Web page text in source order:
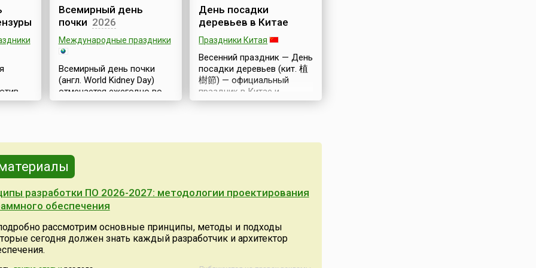
World
и
Всемирный день
почки 2026
Международные праздники
Всемирный день почки
(англ. World Kidney Day)
отмечается ежегодно во
второй четверг марта,
кампания, направленная на
повышение
важности наших
почек.Учреждение,
проведение этого Дня
стали результатом
День посадки
деревьев в Китае
Праздники Китая
Весенний праздник — День
посадки деревьев (кит. 植
樹節) — официальный
праздник в Китае и
Тайване. Ежегодно 12
Ятсен внес большой вклад
выступал с инициативой
массовых посадок
разработки ПО 2026-2027: методологии проектирования
обеспечения
рассмотрим основные принципы, методы и подходы
сегодня должен знать каждый разработчик и архитектор